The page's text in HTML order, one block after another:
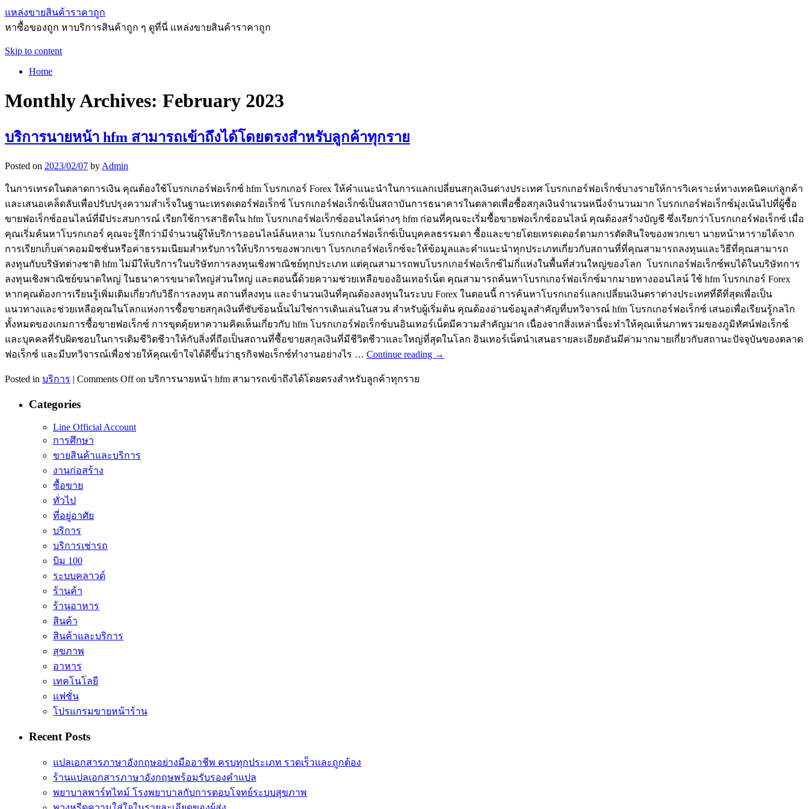
แหล่งขายสินค้าราคาถูก
หาซื้อของถูก หาบริการสินค้าถูก ๆ ดูที่นี่ แหล่งขายสินค้าราคาถูก
Skip to content
Home
Monthly Archives: February 2023
บริการนายหน้า hfm สามารถเข้าถึงได้โดยตรงสำหรับลูกค้าทุกราย
Posted on 2023/02/07 by Admin
ในการเทรดในตลาดการเงิน คุณต้องใช้โบรกเกอร์ฟอเร็กซ์ hfm โบรกเกอร์ Forex ให้คำแนะนำในการแลกเปลี่ยนสกุลเงินต่างประเทศ โบรกเกอร์ฟอเร็กซ์บางรายให้การวิเคราะห์ทางเทคนิคแก่ลูกค้า
และเสนอเคล็ดลับเพื่อปรับปรุงความสำเร็จในฐานะเทรดเดอร์ฟอเร็กซ์ โบรกเกอร์ฟอเร็กซ์เป็นสถาบันการธนาคารในตลาดเพื่อซื้อสกุลเงินจำนวนหนึ่งจำนวนมาก โบรกเกอร์ฟอเร็กซ์มุ่งเน้นไปที่ผู้ซื้อ
ขายฟอเร็กซ์ออนไลน์ที่มีประสบการณ์ เรียกใช้การสาธิตใน hfm โบรกเกอร์ฟอเร็กซ์ออนไลน์ต่างๆ hfm ก่อนที่คุณจะเริ่มซื้อขายฟอเร็กซ์ออนไลน์ คุณต้องสร้างบัญชี ซึ่งเรียกว่าโบรกเกอร์ฟอเร็กซ์ เมื่อ
คุณเริ่มค้นหาโบรกเกอร์ คุณจะรู้สึกว่ามีจำนวนผู้ให้บริการออนไลน์ล้นหลาม โบรกเกอร์ฟอเร็กซ์เป็นบุคคลธรรมดา ซื้อและขายโดยเทรดเดอร์ตามการตัดสินใจของพวกเขา นายหน้าหารายได้จาก
การเรียกเก็บค่าคอมมิชชั่นหรือค่าธรรมเนียมสำหรับการให้บริการของพวกเขา โบรกเกอร์ฟอเร็กซ์จะให้ข้อมูลและคำแนะนำทุกประเภทเกี่ยวกับสถานที่ที่คุณสามารถลงทุนและวิธีที่คุณสามารถ
ลงทุนกับบริษัทต่างชาติ hfm ไม่มีให้บริการในบริษัทการลงทุนเชิงพาณิชย์ทุกประเภท แต่คุณสามารถพบโบรกเกอร์ฟอเร็กซ์ไม่กี่แห่งในพื้นที่ส่วนใหญ่ของโลก โบรกเกอร์ฟอเร็กซ์พบได้ในบริษัทการ
ลงทุนเชิงพาณิชย์ขนาดใหญ่ ในธนาคารขนาดใหญ่ส่วนใหญ่ และตอนนี้ด้วยความช่วยเหลือของอินเทอร์เน็ต คุณสามารถค้นหาโบรกเกอร์ฟอเร็กซ์มากมายทางออนไลน์ ใช้ hfm โบรกเกอร์ Forex
หากคุณต้องการเรียนรู้เพิ่มเติมเกี่ยวกับวิธีการลงทุน สถานที่ลงทุน และจำนวนเงินที่คุณต้องลงทุนในระบบ Forex ในตอนนี้ การค้นหาโบรกเกอร์แลกเปลี่ยนเงินตราต่างประเทศที่ดีที่สุดเพื่อเป็น
แนวทางและช่วยเหลือคุณในโลกแห่งการซื้อขายสกุลเงินที่ซับซ้อนนั้นไม่ใช่การเดินเล่นในสวน สำหรับผู้เริ่มต้น คุณต้องอ่านข้อมูลสำคัญที่บทวิจารณ์ hfm โบรกเกอร์ฟอเร็กซ์ เสนอเพื่อเรียนรู้กลไก
ทั้งหมดของเกมการซื้อขายฟอเร็กซ์ การขุดคุ้ยหาความคิดเห็นเกี่ยวกับ hfm โบรกเกอร์ฟอเร็กซ์บนอินเทอร์เน็ตมีความสำคัญมาก เนื่องจากสิ่งเหล่านี้จะทำให้คุณเห็นภาพรวมของภูมิทัศน์ฟอเร็กซ์
และบุคคลที่รับผิดชอบในการเติมชีวิตชีวาให้กับสิ่งที่ถือเป็นสถานที่ซื้อขายสกุลเงินที่มีชีวิตชีวาและใหญ่ที่สุดในโลก อินเทอร์เน็ตนำเสนอรายละเอียดอันมีค่ามากมายเกี่ยวกับสถานะปัจจุบันของตลาด
ฟอเร็กซ์ และมีบทวิจารณ์เพื่อช่วยให้คุณเข้าใจได้ดีขึ้นว่าธุรกิจฟอเร็กซ์ทำงานอย่างไร … Continue reading →
Posted in บริการ | Comments Offon บริการนายหน้า hfm สามารถเข้าถึงได้โดยตรงสำหรับลูกค้าทุกราย
Categories
Line Official Account
การศึกษา
ขายสินค้าและบริการ
งานก่อสร้าง
ซื้อขาย
ทั่วไป
ที่อยู่อาศัย
บริการ
บริการเช่ารถ
บิม 100
ระบบคลาวด์
ร้านค้า
ร้านอาหาร
สินค้า
สินค้าและบริการ
สุขภาพ
อาหาร
เทคโนโลยี
แฟชั่น
โปรแกรมขายหน้าร้าน
Recent Posts
แปลเอกสารภาษาอังกฤษอย่างมืออาชีพ ครบทุกประเภท รวดเร็วและถูกต้อง
ร้านแปลเอกสารภาษาอังกฤษพร้อมรับรองคำแปล
พยาบาลพาร์ทไทม์ โรงพยาบาลกับการตอบโจทย์ระบบสุขภาพ